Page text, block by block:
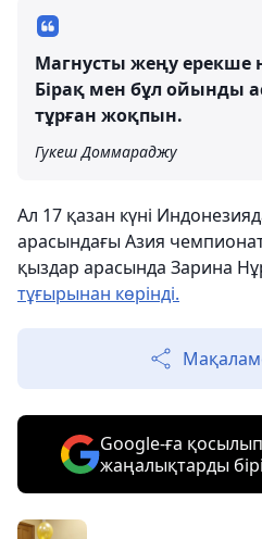
Магнусты жеңу ерекше
Бірақ мен бұл ойынды
тұрған жоқпын.
Гукеш Доммараджу
Ал 17 қазан күні
арасындағы Азия
қыздар арасында Зарина
тұғырынан көрінді.
Google-ға
жаңалықтарды